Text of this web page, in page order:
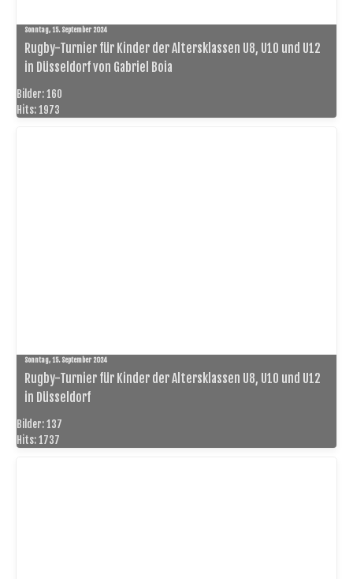
Sonntag, 15. September 2024
Rugby-Turnier für Kinder der Altersklassen U8, U10 und U12
in Düsseldorf von Gabriel Boia
Bilder: 160
Hits: 1973
Sonntag, 15. September 2024
Rugby-Turnier für Kinder der Altersklassen U8, U10 und U12
in Düsseldorf
Bilder: 137
Hits: 1737